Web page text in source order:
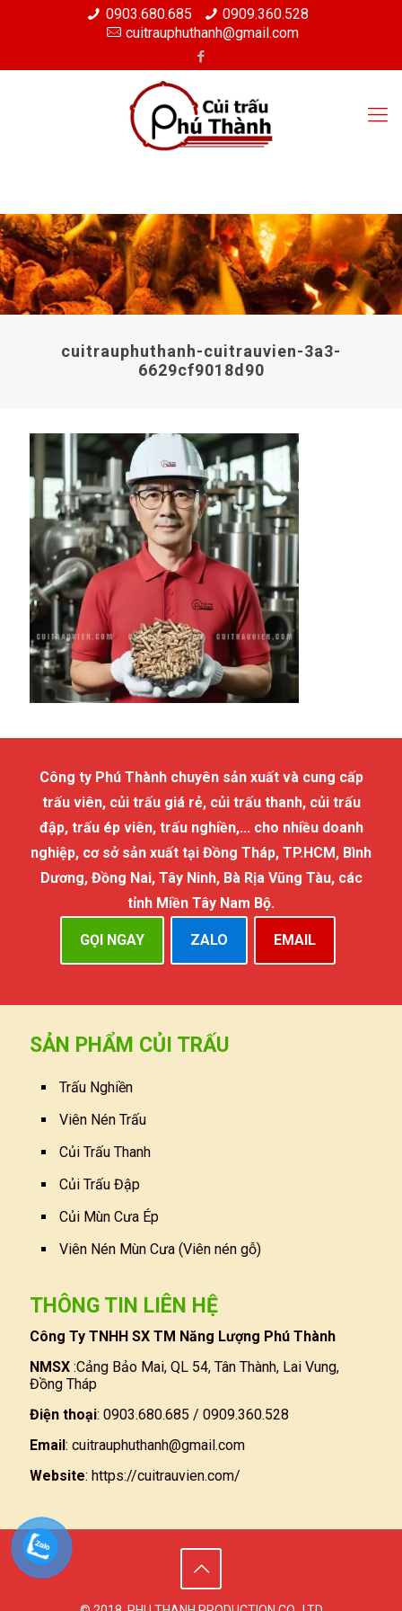
0903.680.685
0909.360.528
cuitrauphuthanh@gmail.com
cuitrauphuthanh-cuitrauvien-3a3-
6629cf9018d90
Công ty Phú Thành chuyên sản xuất và cung cấp
trấu viên, củi trấu giá rẻ, củi trấu thanh, củi trấu
đập, trấu ép viên, trấu nghiền,... cho nhiều doanh
nghiệp, cơ sở sản xuất tại Đồng Tháp, TP.HCM, Bình
Dương, Đồng Nai, Tây Ninh, Bà Rịa Vũng Tàu, các
tỉnh Miền Tây Nam Bộ.
GỌI NGAY ZALO EMAIL
SẢN PHẨM CỦI TRẤU
Trấu Nghiền
Viên Nén Trấu
Củi Trấu Thanh
Củi Trấu Đập
Củi Mùn Cưa Ép
Viên Nén Mùn Cưa (Viên nén gỗ)
THÔNG TIN LIÊN HỆ
Công Ty TNHH SX TM Năng Lượng Phú Thành
NMSX :Cảng Bảo Mai, QL 54, Tân Thành, Lai Vung,
Đồng Tháp
Điện thoại: 0903.680.685 / 0909.360.528
Email: cuitrauphuthanh@gmail.com
Website: https://cuitrauvien.com/